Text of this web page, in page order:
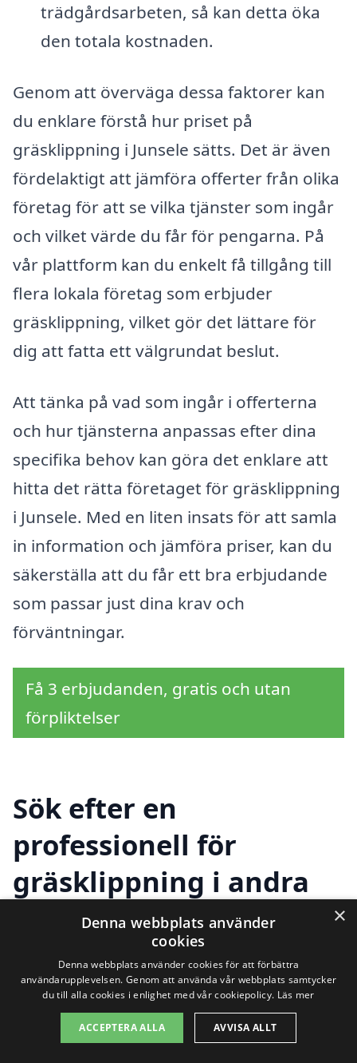
trädgårdsarbeten, så kan detta öka
den totala kostnaden.
Genom att överväga dessa faktorer kan
du enklare förstå hur priset på
gräsklippning i Junsele sätts. Det är även
fördelaktigt att jämföra offerter från olika
företag för att se vilka tjänster som ingår
och vilket värde du får för pengarna. På
vår plattform kan du enkelt få tillgång till
flera lokala företag som erbjuder
gräsklippning, vilket gör det lättare för
dig att fatta ett välgrundat beslut.
Att tänka på vad som ingår i offerterna
och hur tjänsterna anpassas efter dina
specifika behov kan göra det enklare att
hitta det rätta företaget för gräsklippning
i Junsele. Med en liten insats för att samla
in information och jämföra priser, kan du
säkerställa att du får ett bra erbjudande
som passar just dina krav och
förväntningar.
Få 3 erbjudanden, gratis och utan
förpliktelser
Sök efter en
professionell för
gräsklippning i andra
städer nära Junsele
Att hitta hjälp för gräsklippning i Junsele
behöver inte vara svårt. Det finns många
professionella företag som erbjuder
×
Denna webbplats använder
cookies
Denna webbplats använder cookies för att förbättra
användarupplevelsen. Genom att använda vår webbplats samtycker
du till alla cookies i enlighet med vår cookiepolicy. Läs mer
ACCEPTERA ALLA AVVISA ALLT